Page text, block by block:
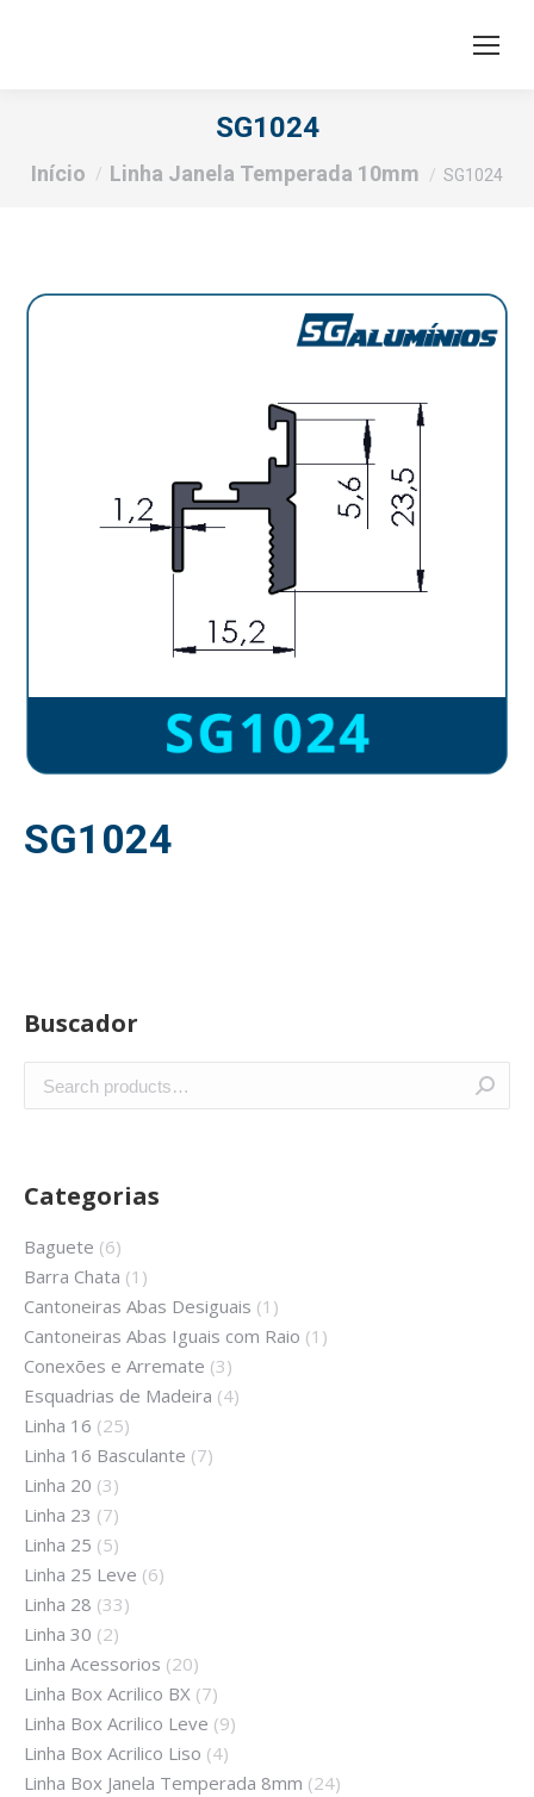
SG1024
Você está aqui:
Início Linha Janela Temperada 10mm SG1024
SG1024
Buscador
Categorias
Baguete (6)
Barra Chata (1)
Cantoneiras Abas Desiguais (1)
Cantoneiras Abas Iguais com Raio (1)
Conexões e Arremate (3)
Esquadrias de Madeira (4)
Linha 16 (25)
Linha 16 Basculante (7)
Linha 20 (3)
Linha 23 (7)
Linha 25 (5)
Linha 25 Leve (6)
Linha 28 (33)
Linha 30 (2)
Linha Acessorios (20)
Linha Box Acrilico BX (7)
Linha Box Acrilico Leve (9)
Linha Box Acrilico Liso (4)
Linha Box Janela Temperada 8mm (24)